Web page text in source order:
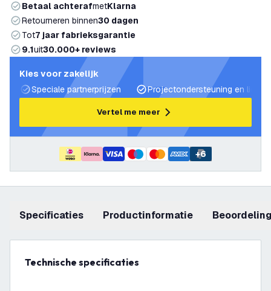
Betaal achterafmetKlarna
Retourneren binnen30 dagen
Tot7 jaar fabrieksgarantie
9.1uit30.000+ reviews
Kies voor zakelijk
Speciale partnerprijzen
Projectondersteuning en
Vertel me meer
+6
Specificaties productinformatie
Technische specificaties